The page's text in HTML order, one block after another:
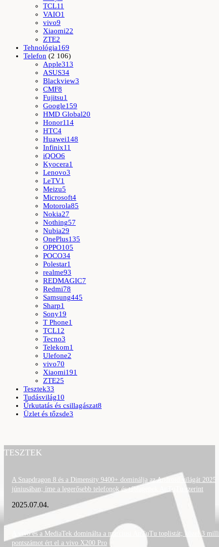
TCL11
VAIO1
vivo9
Xiaomi22
ZTE2
Tehnológia169
Telefon (2 106)
Apple313
ASUS34
Blackview3
CMF8
Fujitsu1
Google159
HMD Global20
Honor114
HTC4
Huawei148
Infinix11
iQOO6
Kyocera1
Lenovo3
LeTV1
Meizu5
Microsoft4
Motorola85
Nokia27
Nothing57
Nubia29
OnePlus135
OPPO105
POCO34
Polestar1
realme93
REDMAGIC7
Redmi78
Samsung445
Sharp1
Sony19
T Phone1
TCL12
Tecno3
Telekom1
Ulefone2
vivo70
Xiaomi191
ZTE25
Tesztek33
Tudásvilág10
Űrkutatás és csillagászat8
Üzlet és tőzsde3
TESZTEK
A Snapdragon 8 és a Dimensity 9400+ dominálja az Android világát 2025
júniusában; íme a legerősebb telefonok és táblagépek AnTuTu szerint
2025.07.04.
A vivo és a MediaTek dominálta a márciusi AnTuTu toplistát; közel 3
pontszámot ért el a vivo X200 Pro